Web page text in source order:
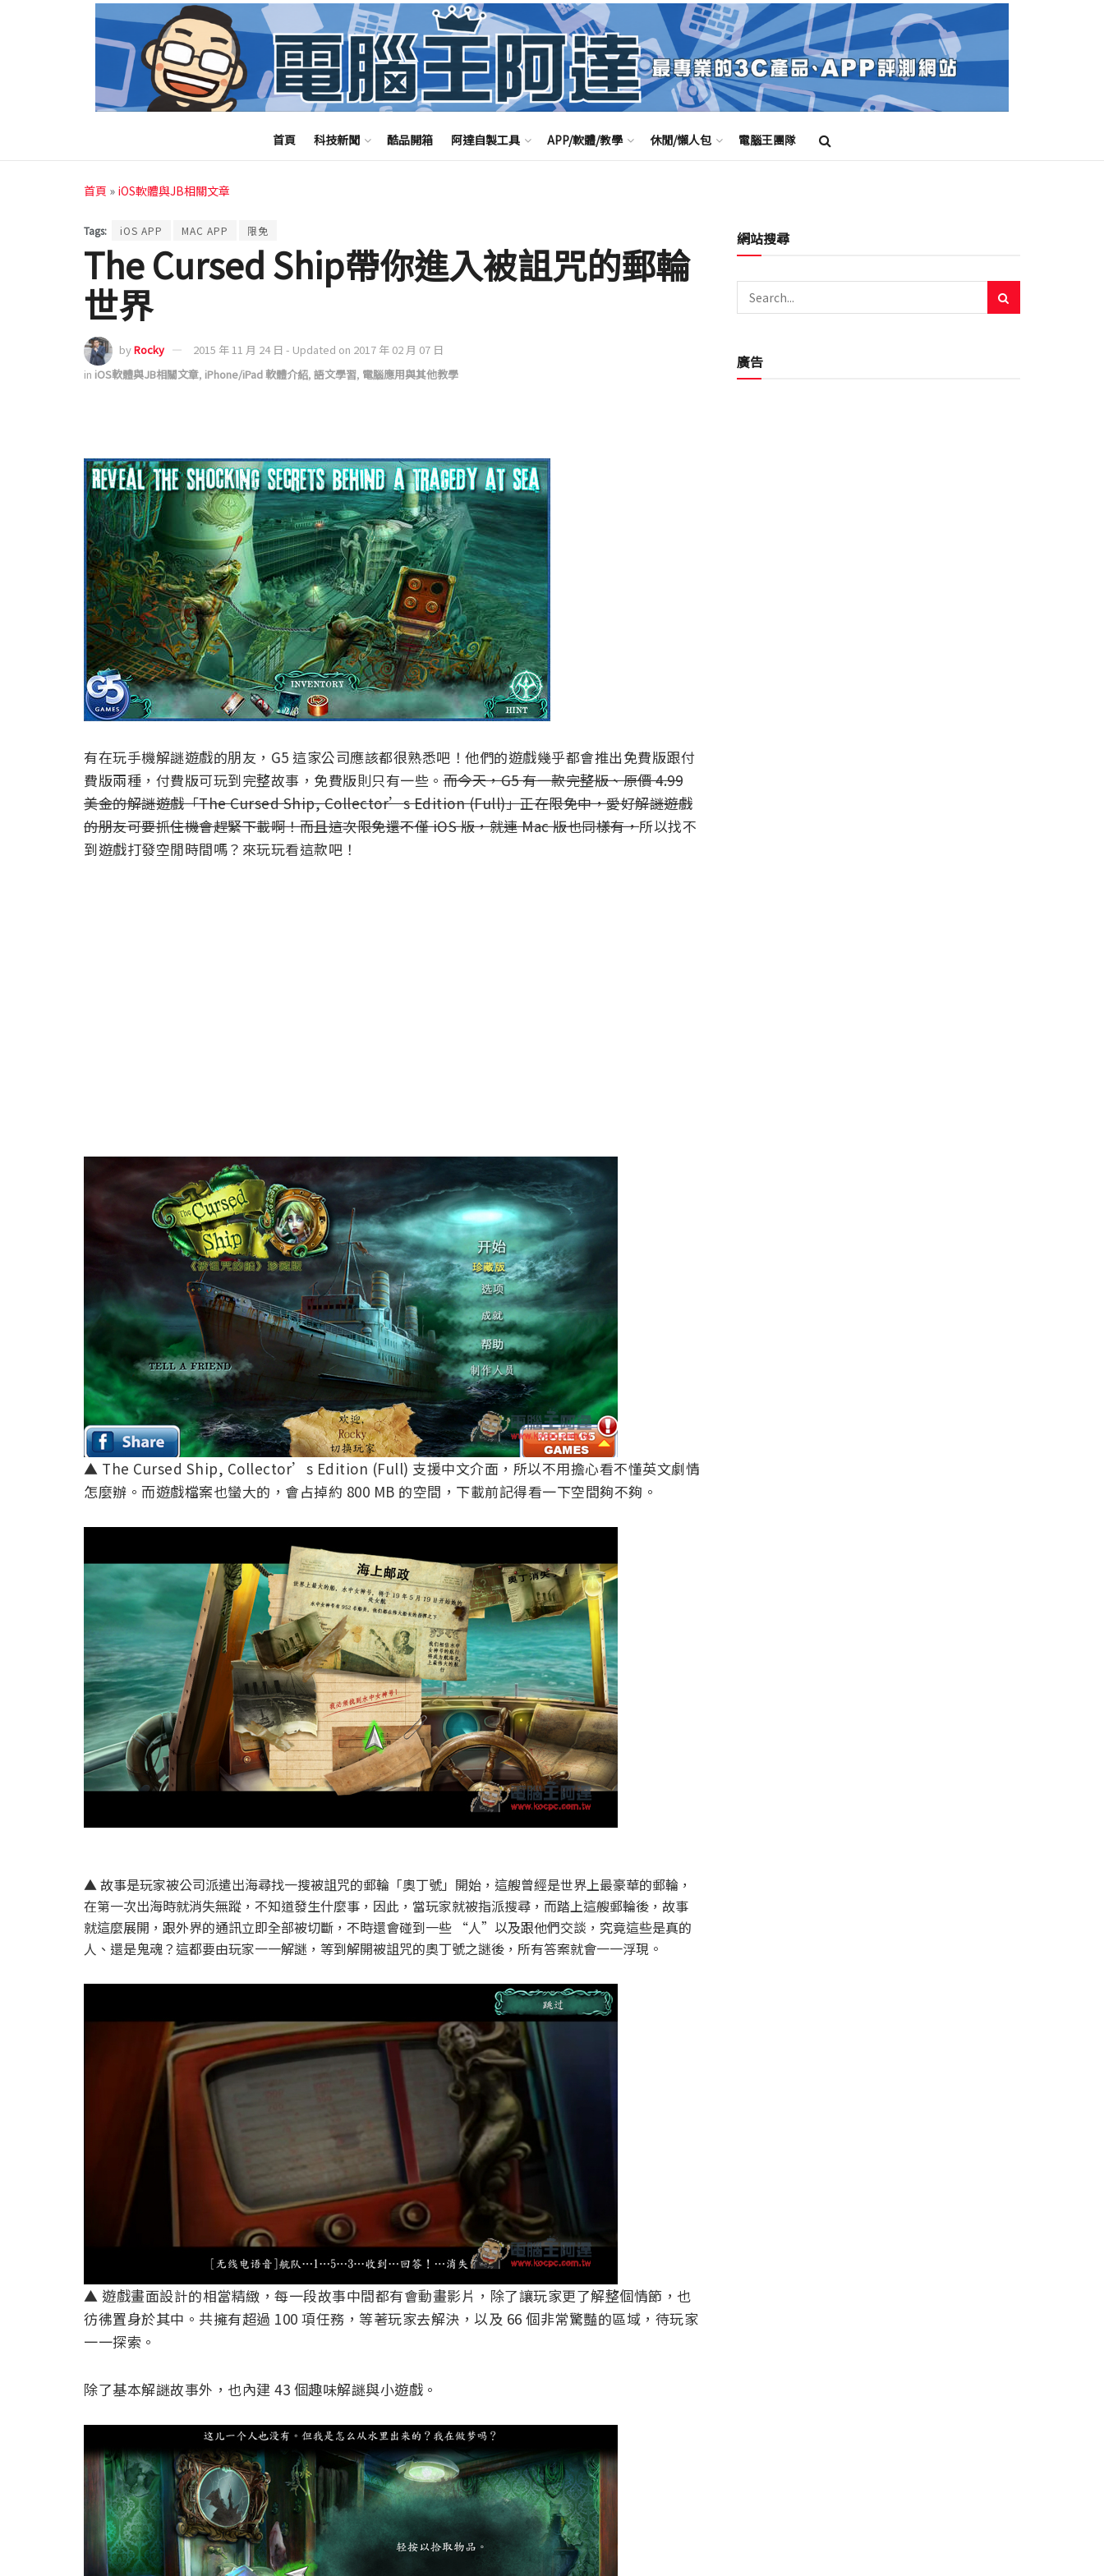
首頁 科技新聞 酷品開箱 阿達自製工具 APP/軟體/教學 休閒/懶人包 電腦王團隊
首頁 » iOS軟體與JB相關文章
Tags: iOS APP MAC APP 限免
The Cursed Ship帶你進入被詛咒的郵輪
世界
byRocky
2015 年 11 月 24 日 - Updated on 2017 年 02 月 07 日
in iOS軟體與JB相關文章, iPhone/iPad 軟體介紹, 語文學習, 電腦應用與其他教學
有在玩手機解謎遊戲的朋友，G5 這家公司應該都很熟悉吧！他們的遊戲幾乎都會推出免費版跟付
費版兩種，付費版可玩到完整故事，免費版則只有一些。而今天，G5 有一款完整版、原價 4.99
美金的解謎遊戲「The Cursed Ship, Collector’s Edition (Full)」正在限免中，愛好解謎遊戲
的朋友可要抓住機會趕緊下載啊！而且這次限免還不僅 iOS 版，就連 Mac 版也同樣有，所以找不
到遊戲打發空閒時間嗎？來玩玩看這款吧！
▲ The Cursed Ship, Collector’s Edition (Full) 支援中文介面，所以不用擔心看不懂英文劇情
怎麼辦。而遊戲檔案也蠻大的，會占掉約 800 MB 的空間，下載前記得看一下空間夠不夠。
▲ 故事是玩家被公司派遣出海尋找一搜被詛咒的郵輪「奧丁號」開始，這艘曾經是世界上最豪華的郵輪，
在第一次出海時就消失無蹤，不知道發生什麼事，因此，當玩家就被指派搜尋，而踏上這艘郵輪後，故事
就這麼展開，跟外界的通訊立即全部被切斷，不時還會碰到一些 “人”以及跟他們交談，究竟這些是真的
人、還是鬼魂？這都要由玩家一一解謎，等到解開被詛咒的奧丁號之謎後，所有答案就會一一浮現。
▲ 遊戲畫面設計的相當精緻，每一段故事中間都有會動畫影片，除了讓玩家更了解整個情節，也
彷彿置身於其中。共擁有超過 100 項任務，等著玩家去解決，以及 66 個非常驚豔的區域，待玩家
一一探索。
除了基本解謎故事外，也內建 43 個趣味解謎與小遊戲。
網站搜尋
廣告